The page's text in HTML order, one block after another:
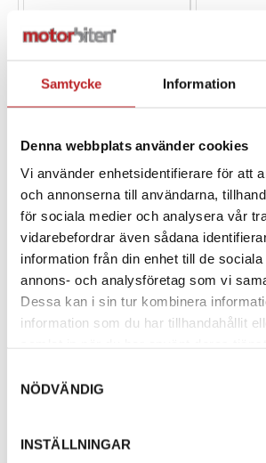
Samtycke Information
Denna webbplats använder cookies
Vi använder enhetsidentifierare för att
och annonserna till användarna,
för sociala medier och analysera vår
vidarebefordrar även sådana
information från din enhet till de
annons- och analysföretag som vi
Dessa kan i sin tur kombinera
information som du har tillhandahållit
NÖDVÄNDIG
INSTÄLLNINGAR
Sno-X Medbringare
startapparat Rotax
1027750 91-372
105,00 kr
4-10 dagar
Sno-X
1027776
140,00 kr
4-10 dagar